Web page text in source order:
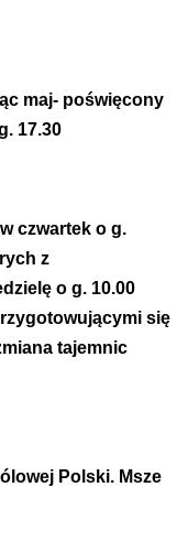
maj- poświęcony
17.30
czwartek o g.
z
o g. 10.00
się
tajemnic
Polski. Msze